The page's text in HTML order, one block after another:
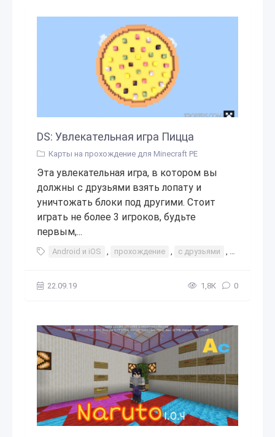
DS: Увлекательная игра Пицца
Карты на прохождение для Minecraft PE
Эта увлекательная игра, в котором вы
должны с друзьями взять лопату и
уничтожать блоки под другими. Стоит
играть не более 3 игроков, будьте
первым,...
Android и iOS , прохождение , с друзьями , игры с
22.09.19 1,8К 0